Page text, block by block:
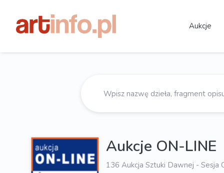
Aukcje
Aukcje ON-LINE
136 Aukcja Sztuki Dawnej - Sesja